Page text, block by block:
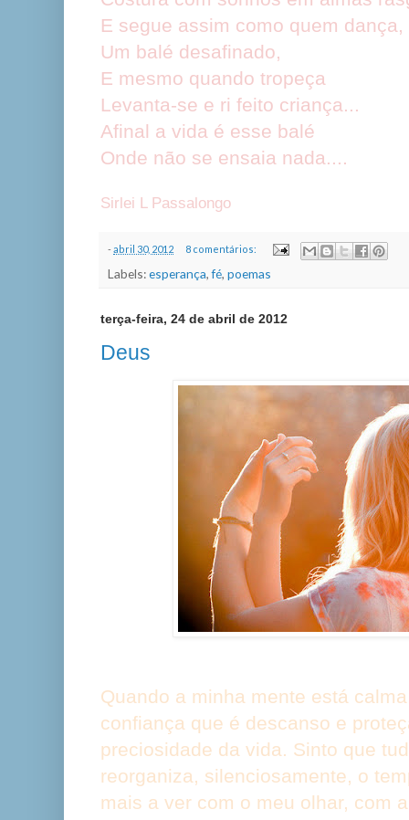
E segue assim como quem dança,
Um balé desafinado,
E mesmo quando tropeça
Levanta-se e ri feito criança...
Afinal a vida é esse balé
Onde não se ensaia nada....
Sirlei L Passalongo
- abril 30, 2012 8 comentários:
Labels:esperança,fé, poemas
terça-feira, 24 de abril de 2012
Deus
Quando a minha mente está
confiança que é descanso e
preciosidade da vida. Sinto que
reorganiza, silenciosamente, o
mais a ver com o meu olhar, com